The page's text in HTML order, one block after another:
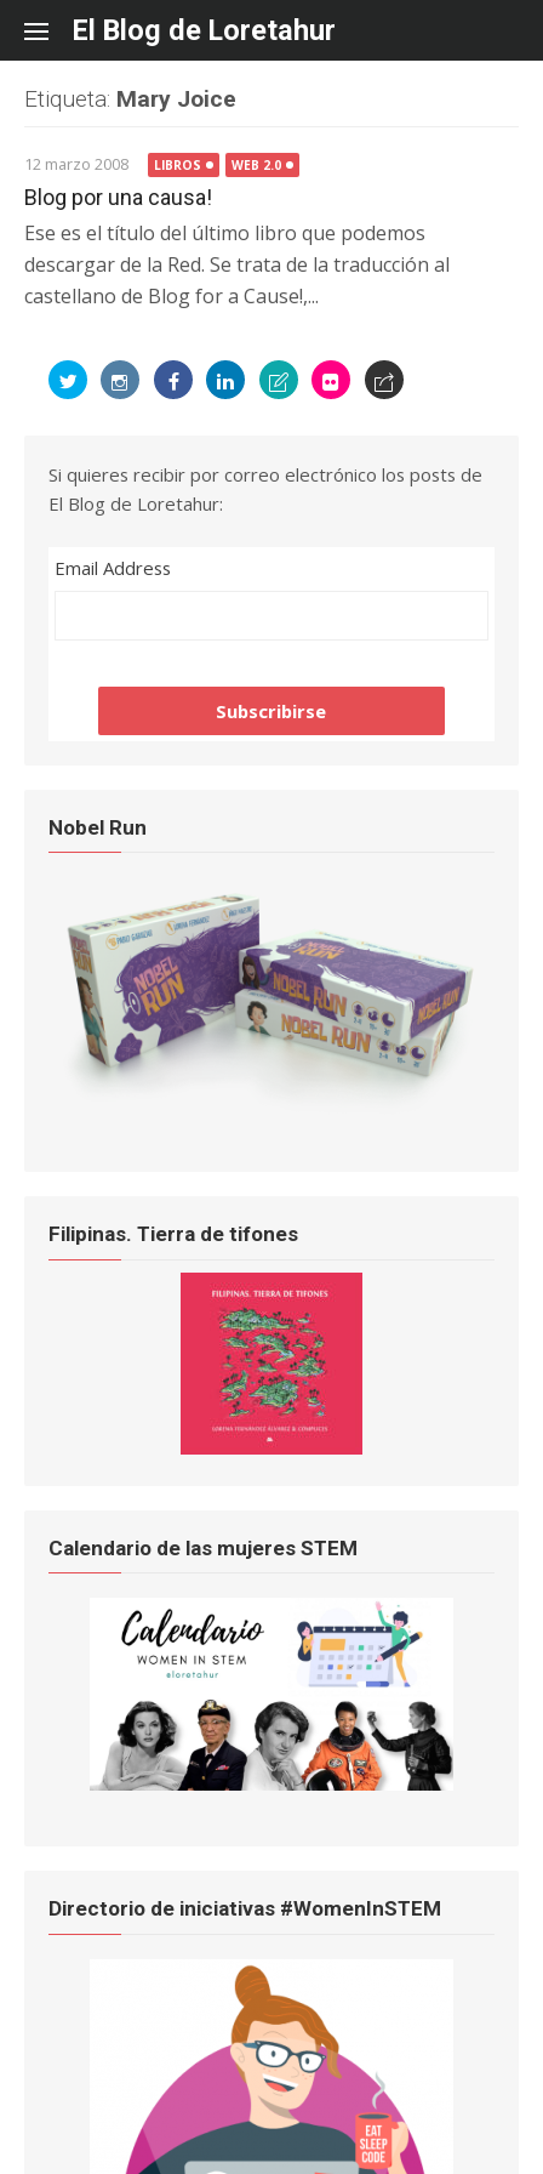
content
El Blog de Loretahur
Etiqueta: Mary Joice
12 marzo 2008 LIBROS WEB 2.0
Blog por una causa!
Ese es el título del último libro que podemos
descargar de la Red. Se trata de la traducción al
castellano de Blog for a Cause!,...
Si quieres recibir por correo electrónico los posts de
El Blog de Loretahur:
Email Address
Nobel Run
Filipinas. Tierra de tifones
Calendario de las mujeres STEM
Directorio de iniciativas #WomenInSTEM